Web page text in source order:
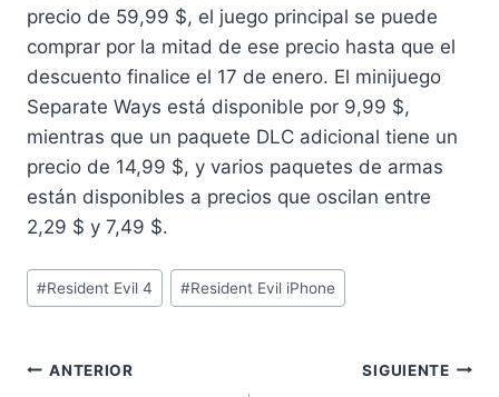
precio de 59,99 $, el juego principal se puede
comprar por la mitad de ese precio hasta que el
descuento finalice el 17 de enero. El minijuego
Separate Ways está disponible por 9,99 $,
mientras que un paquete DLC adicional tiene un
precio de 14,99 $, y varios paquetes de armas
están disponibles a precios que oscilan entre
2,29 $ y 7,49 $.
Etiquetas
de
entrada:
#Resident Evil 4 #Resident Evil iPhone
Navegación
ANTERIOR SIGUIENTE